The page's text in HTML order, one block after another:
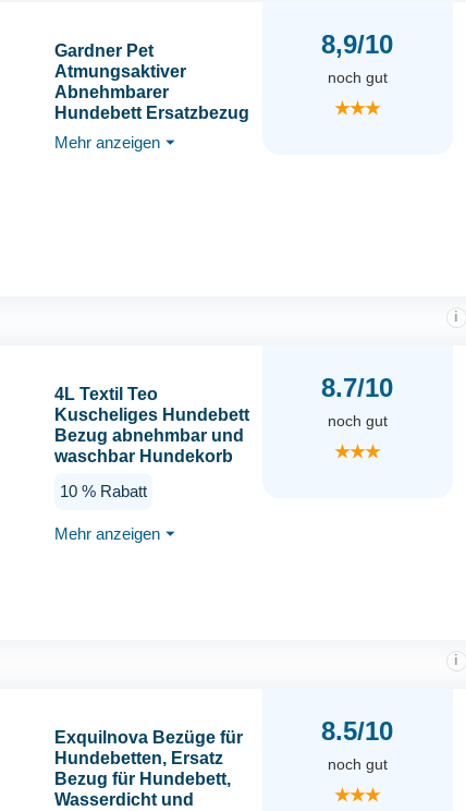
Gardner Pet
Atmungsaktiver
Abnehmbarer
Hundebett Ersatzbezug
für Outdoor
Hundeliege, Geeignet
Mehr anzeigen ⏷
8,9/10
noch gut
★★★
4L Textil Teo
Kuscheliges Hundebett
Bezug abnehmbar und
waschbar Hundekorb
Hundekissen flauschig
Hundesofa
10 % Rabatt
Mehr anzeigen ⏷
8.7/10
i
noch gut
★★★
Exquilnova Bezüge für
Hundebetten, Ersatz
Bezug für Hundebett,
Wasserdicht und
8.5/10
i
noch gut
★★★